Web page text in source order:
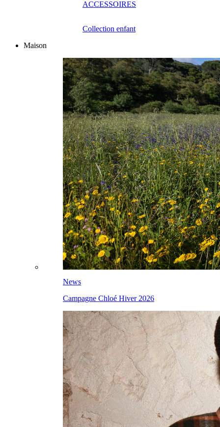
ACCESSOIRES
Collection enfant
Maison
News
Campagne Chloé Hiver 2026